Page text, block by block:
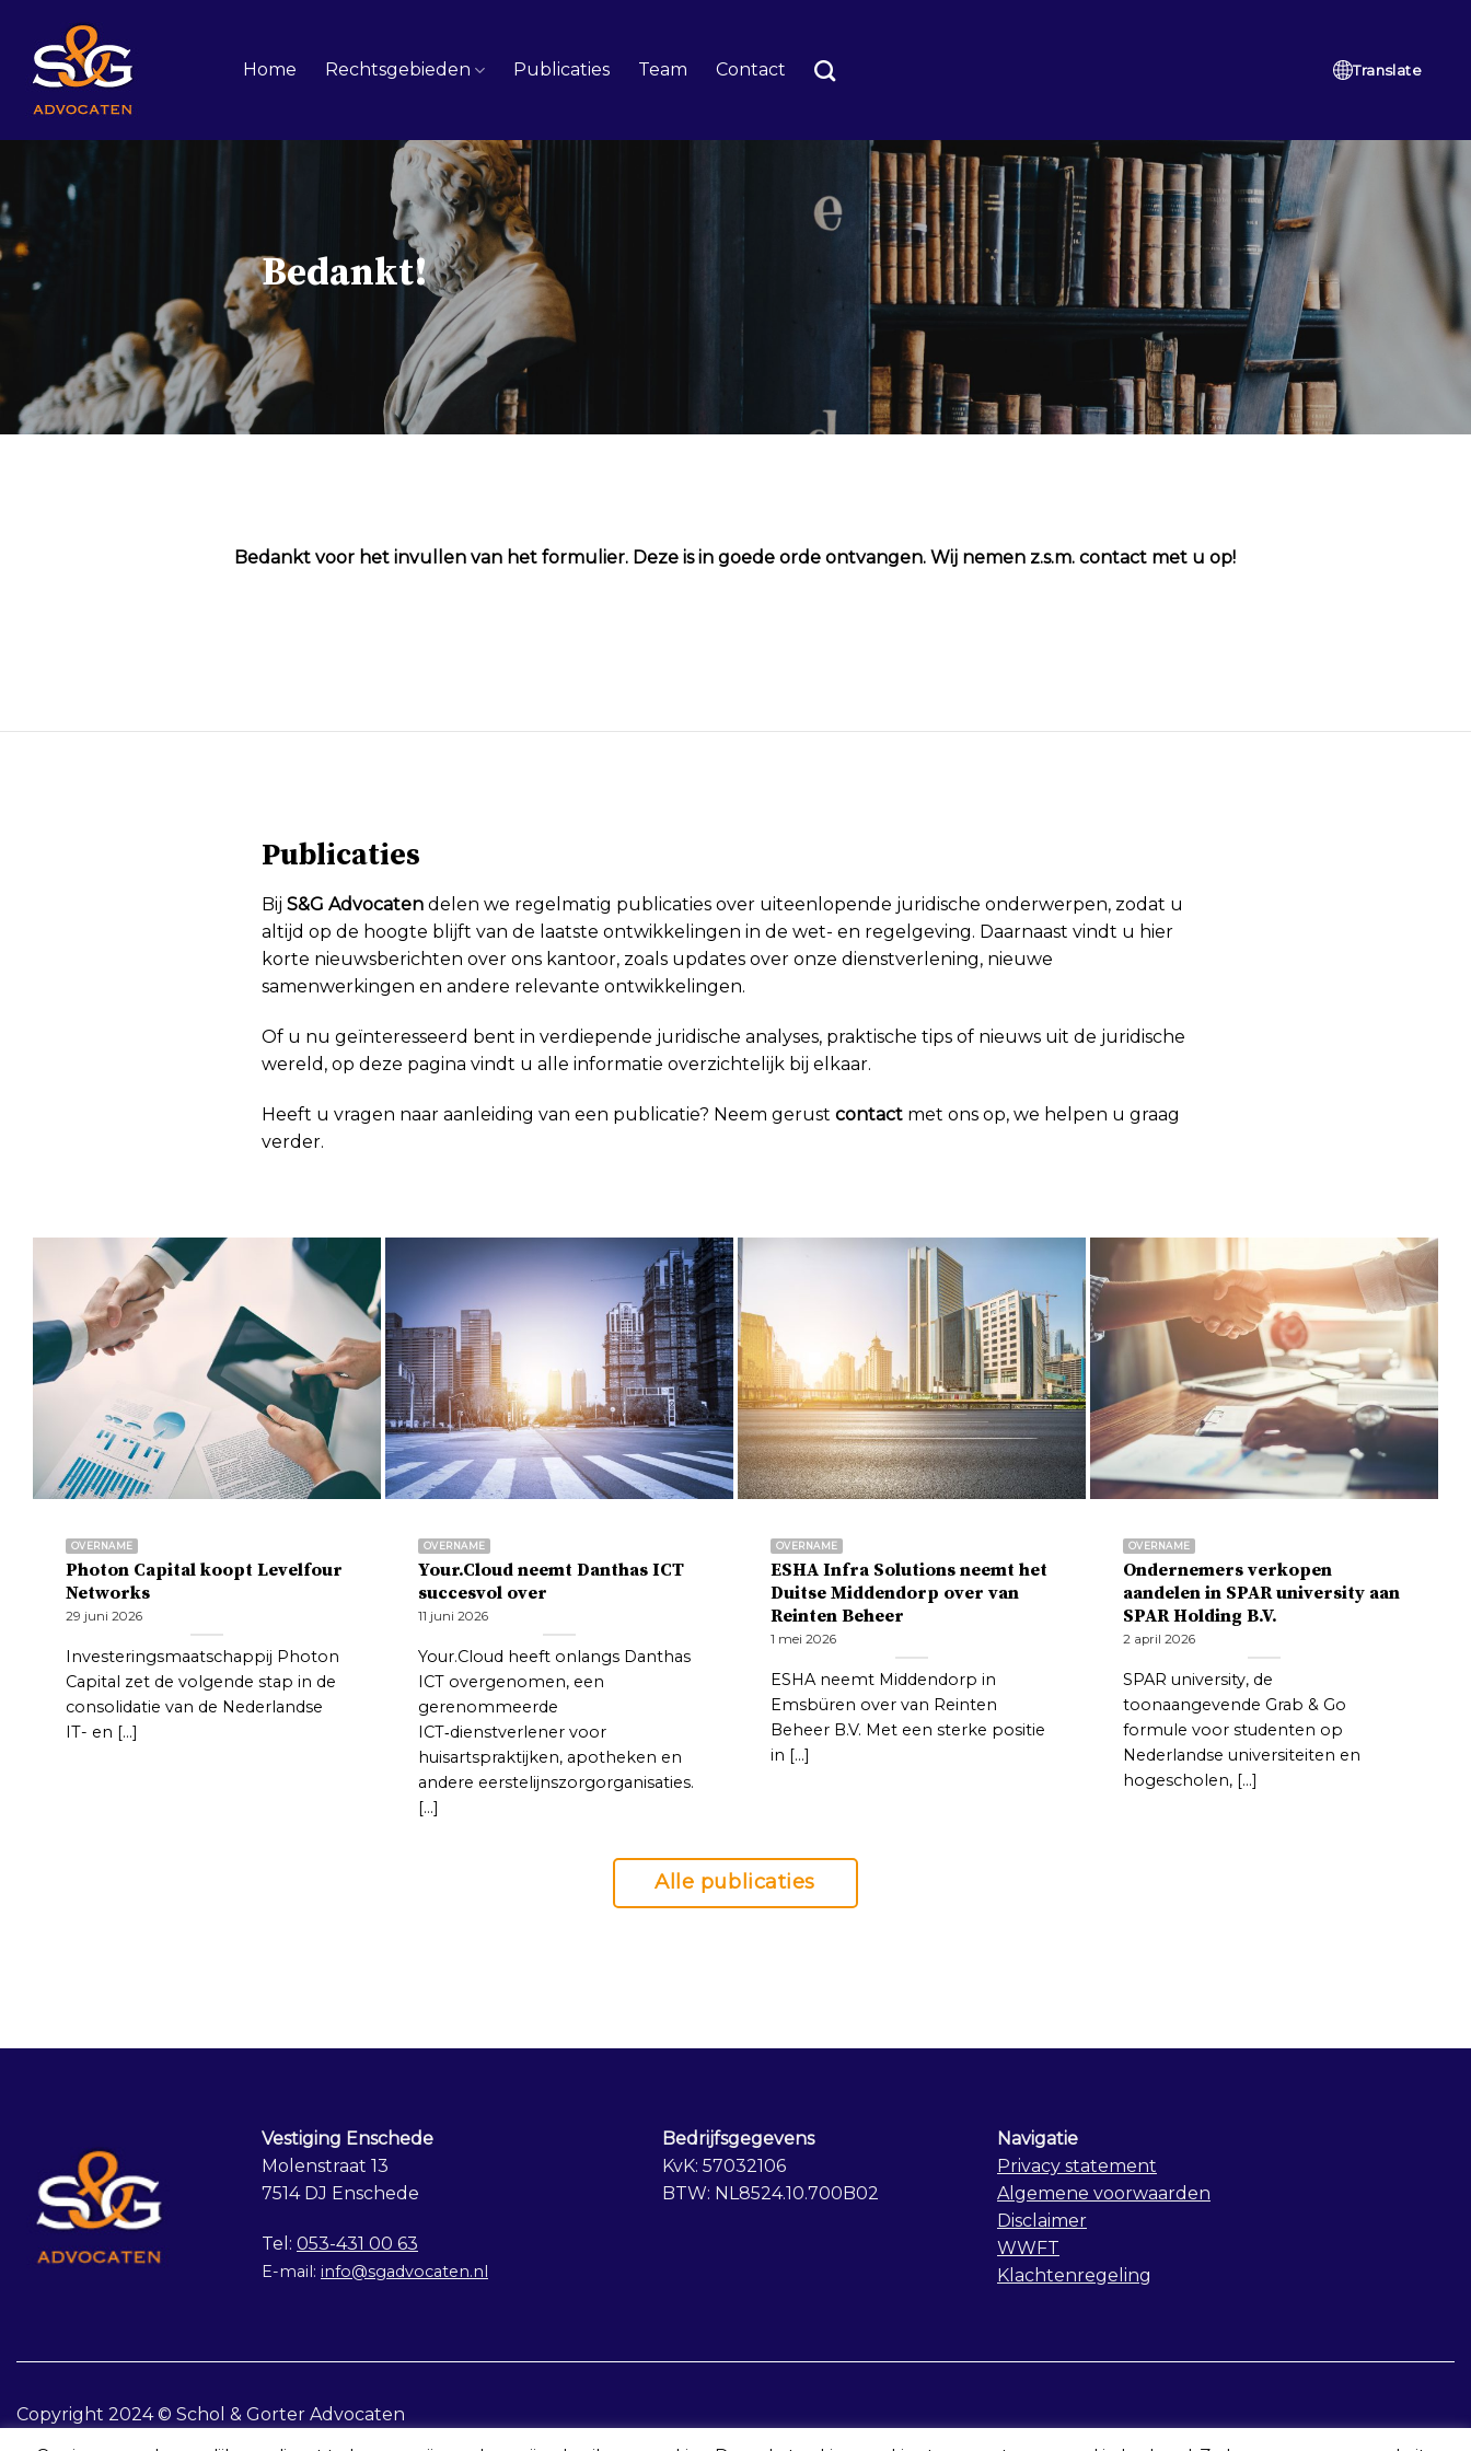
content
Home Rechtsgebieden Publicaties Team Contact Translate
Bedankt!
Bedankt voor het invullen van het formulier. Deze is in goede orde ontvangen. Wij nemen z.s.m. contact met u op!
Publicaties
Bij S&G Advocaten delen we regelmatig publicaties over uiteenlopende juridische onderwerpen, zodat u
altijd op de hoogte blijft van de laatste ontwikkelingen in de wet- en regelgeving. Daarnaast vindt u hier
korte nieuwsberichten over ons kantoor, zoals updates over onze dienstverlening, nieuwe
samenwerkingen en andere relevante ontwikkelingen.
Of u nu geïnteresseerd bent in verdiepende juridische analyses, praktische tips of nieuws uit de juridische
wereld, op deze pagina vindt u alle informatie overzichtelijk bij elkaar.
Heeft u vragen naar aanleiding van een publicatie? Neem gerust contact met ons op, we helpen u graag
verder.
OVERNAME
Photon Capital koopt Levelfour
Networks
29 juni 2026
Investeringsmaatschappij Photon
Capital zet de volgende stap in de
consolidatie van de Nederlandse
IT- en [...]
OVERNAME
Your.Cloud neemt Danthas ICT
succesvol over
11 juni 2026
Your.Cloud heeft onlangs Danthas
ICT overgenomen, een
gerenommeerde
ICT‑dienstverlener voor
huisartspraktijken, apotheken en
andere eerstelijnszorgorganisaties.
[...]
OVERNAME
ESHA Infra Solutions neemt het
Duitse Middendorp over van
Reinten Beheer
1 mei 2026
ESHA neemt Middendorp in
Emsbüren over van Reinten
Beheer B.V. Met een sterke positie
in [...]
OVERNAME
Ondernemers verkopen
aandelen in SPAR university aan
SPAR Holding B.V.
2 april 2026
SPAR university, de
toonaangevende Grab & Go
formule voor studenten op
Nederlandse universiteiten en
hogescholen, [...]
Alle publicaties
Vestiging Enschede
Molenstraat 13
7514 DJ Enschede
Tel: 053-431 00 63
E-mail: info@sgadvocaten.nl
Bedrijfsgegevens
KvK: 57032106
BTW: NL8524.10.700B02
Navigatie
Privacy statement
Algemene voorwaarden
Disclaimer
WWFT
Klachtenregeling
Copyright 2024 © Schol & Gorter Advocaten